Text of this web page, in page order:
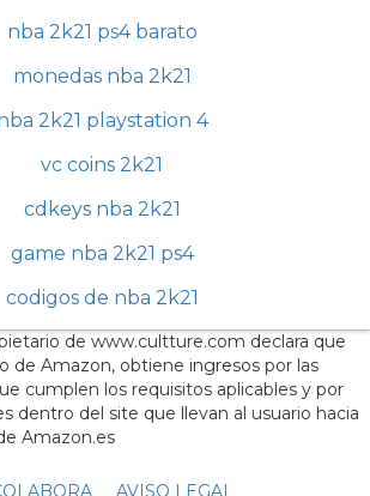
nba 2k21 ps4 barato
monedas nba 2k21
2k21 playstation 4
vc coins 2k21
cdkeys nba 2k21
game nba 2k21 ps4
codigos de nba 2k21
de www.cultture.com declara que
de Amazon, obtiene ingresos por las
cumplen los requisitos aplicables y por
dentro del site que llevan al usuario hacia
Amazon.es
AVISO LEGAL